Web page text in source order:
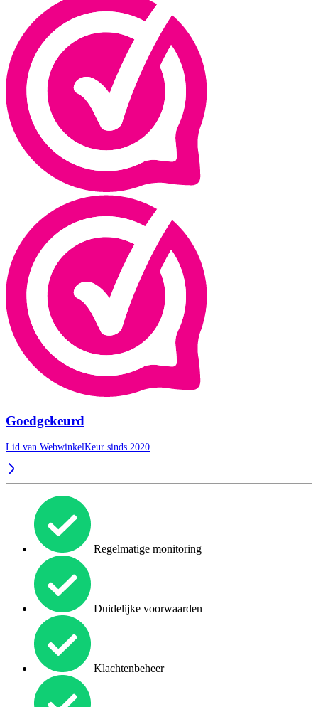
Goedgekeurd
Lid van WebwinkelKeur sinds 2020
Regelmatige monitoring
Duidelijke voorwaarden
Klachtenbeheer